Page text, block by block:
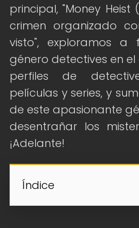
principal, "Money Heist
crimen organizado
visto", exploramos a
género detectives en el
perfiles de
películas y series, y
de este apasionante
desentrañar los
¡Adelante!
Índice